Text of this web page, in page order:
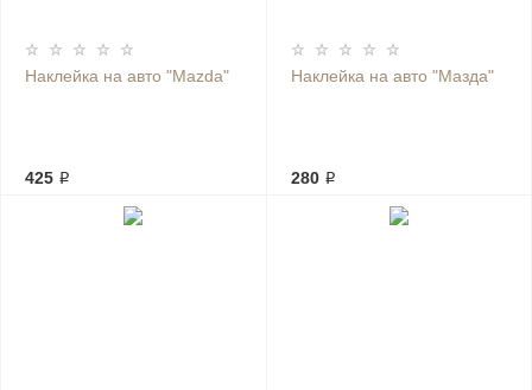
Наклейка на авто "Mazda"
425 ₽
Наклейка на авто "Мазда"
280 ₽